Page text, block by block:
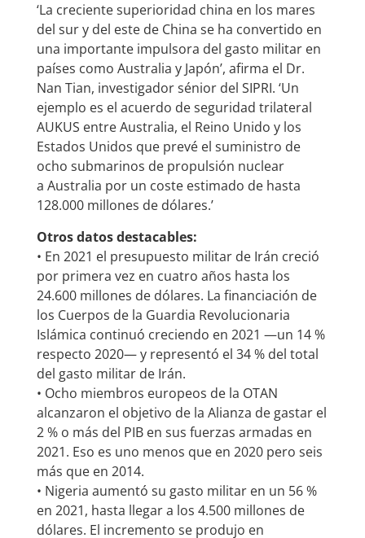
‘La creciente superioridad china en los mares
del sur y del este de China se ha convertido en
una importante impulsora del gasto militar en
países como Australia y Japón’, afirma el Dr.
Nan Tian, investigador sénior del SIPRI. ‘Un
ejemplo es el acuerdo de seguridad trilateral
AUKUS entre Australia, el Reino Unido y los
Estados Unidos que prevé el suministro de
ocho submarinos de propulsión nuclear
a Australia por un coste estimado de hasta
128.000 millones de dólares.’
Otros datos destacables:
• En 2021 el presupuesto militar de Irán creció
por primera vez en cuatro años hasta los
24.600 millones de dólares. La financiación de
los Cuerpos de la Guardia Revolucionaria
Islámica continuó creciendo en 2021 —un 14 %
respecto 2020— y representó el 34 % del total
del gasto militar de Irán.
• Ocho miembros europeos de la OTAN
alcanzaron el objetivo de la Alianza de gastar el
2 % o más del PIB en sus fuerzas armadas en
2021. Eso es uno menos que en 2020 pero seis
más que en 2014.
• Nigeria aumentó su gasto militar en un 56 %
en 2021, hasta llegar a los 4.500 millones de
dólares. El incremento se produjo en